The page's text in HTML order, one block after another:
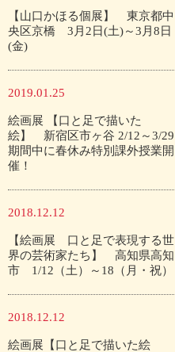
【山口かほる個展】 東京都中
央区京橋 3月2日(土)～3月8日
(金)
2019.01.25
絵画展 【口と足で描いた
絵】 新宿区市ヶ谷 2/12～3/29
期間中に春休み特別課外授業開
催！
2018.12.12
【絵画展 口と足で表現する世
界の芸術家たち】 高知県高知
市 1/12（土）～18（月・祝）
2018.12.12
絵画展【口と足で描いた絵